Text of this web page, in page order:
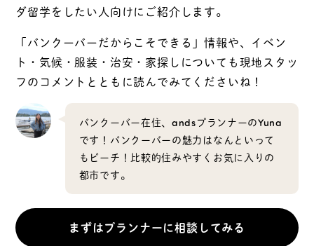
ダ留学をしたい人向けにご紹介します。
「バンクーバーだからこそできる」情報や、イベン
ト・気候・服装・治安・家探しについても現地スタッ
フのコメントとともに読んでみてくださいね！
バンクーバー在住、andsプランナーのYuna
です！バンクーバーの魅力はなんといって
もビーチ！比較的住みやすくお気に入りの
都市です。
まずはプランナーに相談してみる